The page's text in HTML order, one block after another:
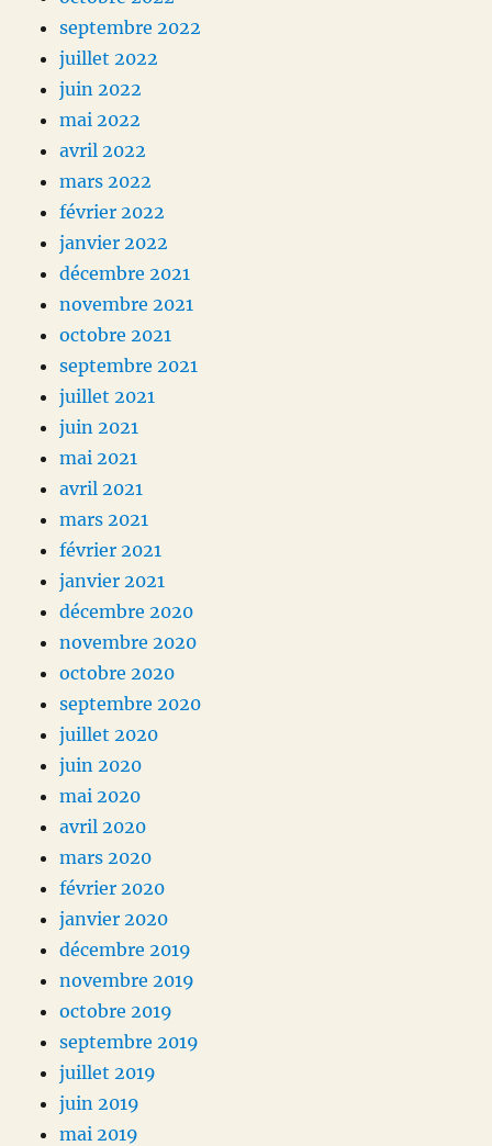
septembre 2022
juillet 2022
juin 2022
mai 2022
avril 2022
mars 2022
février 2022
janvier 2022
décembre 2021
novembre 2021
octobre 2021
septembre 2021
juillet 2021
juin 2021
mai 2021
avril 2021
mars 2021
février 2021
janvier 2021
décembre 2020
novembre 2020
octobre 2020
septembre 2020
juillet 2020
juin 2020
mai 2020
avril 2020
mars 2020
février 2020
janvier 2020
décembre 2019
novembre 2019
octobre 2019
septembre 2019
juillet 2019
juin 2019
mai 2019